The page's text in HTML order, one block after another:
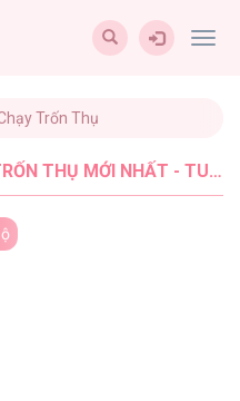
Trốn Thụ
NHẤT - TUSACHXINHXINH (1)